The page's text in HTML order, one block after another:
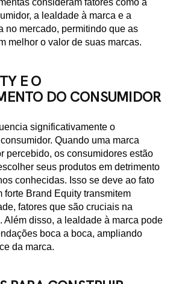
consideram fatores como a
a lealdade à marca e a
no mercado, permitindo que as
melhor o valor de suas marcas.
E O
DO CONSUMIDOR
significativamente o
Quando uma marca
percebido, os consumidores estão
seus produtos em detrimento
conhecidas. Isso se deve ao fato
forte Brand Equity transmitem
fatores que são cruciais na
Além disso, a lealdade à marca pode
boca a boca, ampliando
da marca.